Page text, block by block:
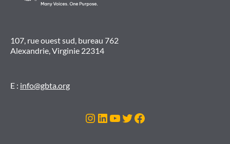
107, rue ouest sud, bureau 762
Alexandrie, Virginie 22314
E : info@gbta.org
Instagram
LinkedIn
YouTube
Twitter
Facebook